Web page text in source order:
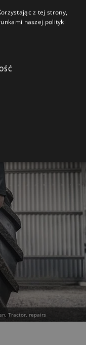
chodzi o wały słabsze, do
Tractor, repairs
z tej strony,
naszej polityki